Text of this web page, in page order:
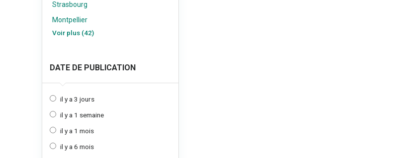
Strasbourg
Montpellier
Voir plus (42)
DATE DE PUBLICATION
il y a 3 jours
il y a 1 semaine
il y a 1 mois
il y a 6 mois